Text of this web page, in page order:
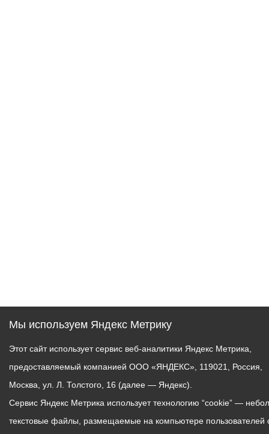
Мы используем Яндекс Метрику
Этот сайт использует сервис веб-аналитики Яндекс Метрика,
предоставляемый компанией ООО «ЯНДЕКС», 119021, Россия,
Москва, ул. Л. Толстого, 16 (далее — Яндекс).
Сервис Яндекс Метрика использует технологию “cookie” —
текстовые файлы, размещаемые на компьютере пользователей